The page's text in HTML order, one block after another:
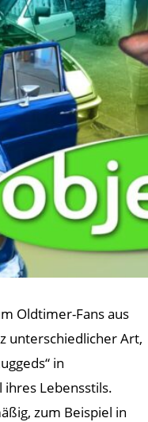
Oldtimer-Fans aus
unterschiedlicher Art,
in
ihres Lebensstils.
zum Beispiel in